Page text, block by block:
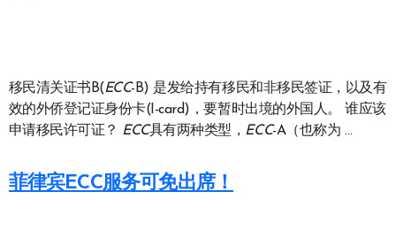
移民清关证书B(ECC-B) 是发给持有移民和非移民签证，以及有
效的外侨登记证身份卡(I-card)，要暂时出境的外国人。 谁应该
申请移民许可证？ ECC具有两种类型， ECC-A（也称为 …
菲律宾ECC服务可免出席！